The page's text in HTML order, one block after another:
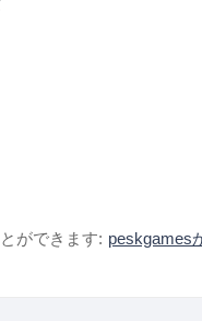
ができます: peskgames